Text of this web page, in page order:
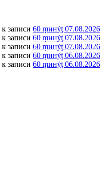
к записи 60 ṃинẏƫ 07.08.2026
к записи 60 ṃинẏƫ 07.08.2026
к записи 60 ṃинẏƫ 07.08.2026
к записи 60 ṃинẏƫ 06.08.2026
к записи 60 ṃинẏƫ 06.08.2026